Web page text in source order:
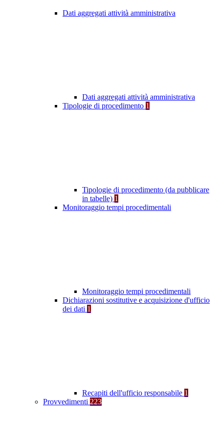
Dati aggregati attività amministrativa
Dati aggregati attività amministrativa
Tipologie di procedimento 1
Tipologie di procedimento (da pubblicare
in tabelle) 1
Monitoraggio tempi procedimentali
Monitoraggio tempi procedimentali
Dichiarazioni sostitutive e acquisizione d'ufficio
dei dati 1
Recapiti dell'ufficio responsabile 1
Provvedimenti 223